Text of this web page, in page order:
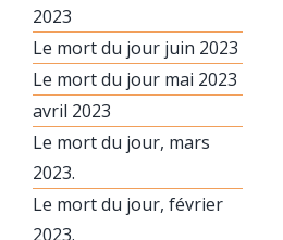
2023
Le mort du jour juin 2023
Le mort du jour mai 2023
avril 2023
Le mort du jour, mars
2023.
Le mort du jour, février
2023.